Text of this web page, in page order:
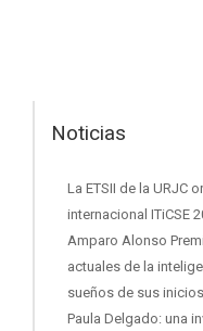
Noticias
La ETSII de la URJC
internacional ITiCSE
Amparo Alonso
actuales de la
sueños de sus
Paula Delgado: una